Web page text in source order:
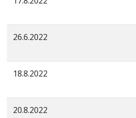
26.6.2022
18.8.2022
20.8.2022